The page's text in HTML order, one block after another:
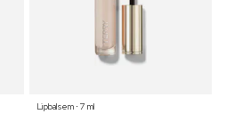
Lipbalsem ⋅ 7 ml